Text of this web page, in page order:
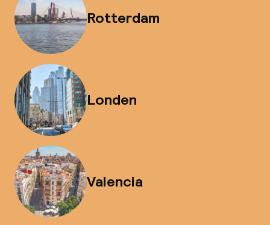
Rotterdam
Londen
Valencia